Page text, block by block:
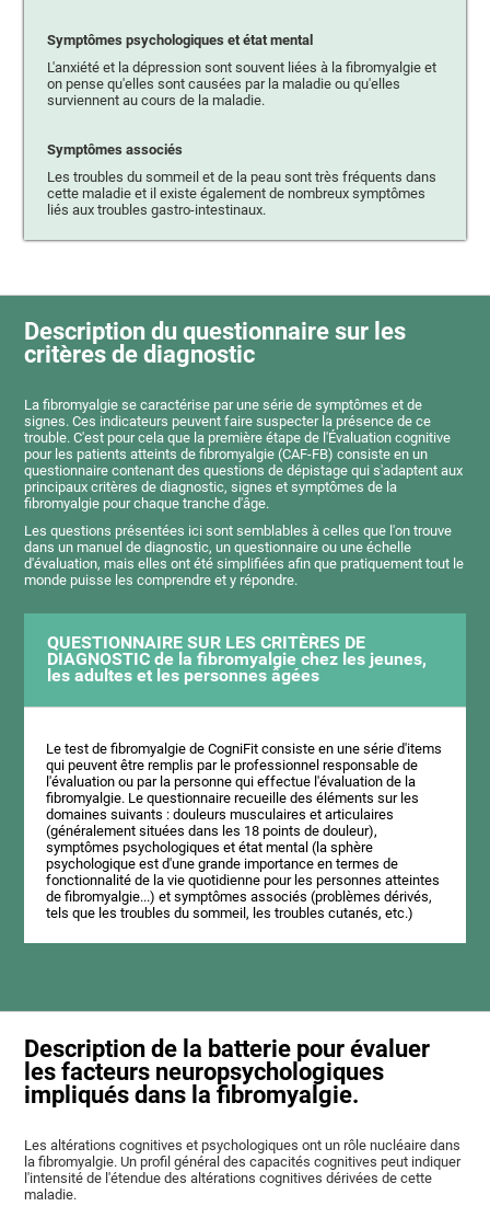
Symptômes psychologiques et état mental
L'anxiété et la dépression sont souvent liées à la fibromyalgie et
on pense qu'elles sont causées par la maladie ou qu'elles
surviennent au cours de la maladie.
Symptômes associés
Les troubles du sommeil et de la peau sont très fréquents dans
cette maladie et il existe également de nombreux symptômes
liés aux troubles gastro-intestinaux.
Description du questionnaire sur les
critères de diagnostic
La fibromyalgie se caractérise par une série de symptômes et de
signes. Ces indicateurs peuvent faire suspecter la présence de ce
trouble. C'est pour cela que la première étape de l'Évaluation cognitive
pour les patients atteints de fibromyalgie (CAF-FB) consiste en un
questionnaire contenant des questions de dépistage qui s'adaptent aux
principaux critères de diagnostic, signes et symptômes de la
fibromyalgie pour chaque tranche d'âge.
Les questions présentées ici sont semblables à celles que l'on trouve
dans un manuel de diagnostic, un questionnaire ou une échelle
d'évaluation, mais elles ont été simplifiées afin que pratiquement tout le
monde puisse les comprendre et y répondre.
QUESTIONNAIRE SUR LES CRITÈRES DE
DIAGNOSTIC de la fibromyalgie chez les jeunes,
les adultes et les personnes âgées
Le test de fibromyalgie de CogniFit consiste en une série d'items
qui peuvent être remplis par le professionnel responsable de
l'évaluation ou par la personne qui effectue l'évaluation de la
fibromyalgie. Le questionnaire recueille des éléments sur les
domaines suivants : douleurs musculaires et articulaires
(généralement situées dans les 18 points de douleur),
symptômes psychologiques et état mental (la sphère
psychologique est d'une grande importance en termes de
fonctionnalité de la vie quotidienne pour les personnes atteintes
de fibromyalgie...) et symptômes associés (problèmes dérivés,
tels que les troubles du sommeil, les troubles cutanés, etc.)
Description de la batterie pour évaluer
les facteurs neuropsychologiques
impliqués dans la fibromyalgie.
Les altérations cognitives et psychologiques ont un rôle nucléaire dans
la fibromyalgie. Un profil général des capacités cognitives peut indiquer
l'intensité de l'étendue des altérations cognitives dérivées de cette
maladie.